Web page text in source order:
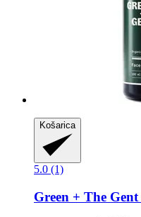
Košarica
5.0 (1)
Green + The Gent